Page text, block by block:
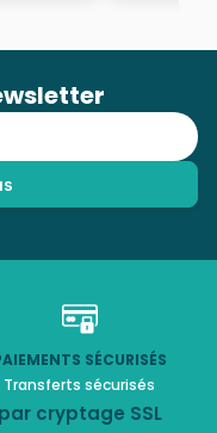
SÉCURISÉS
Transferts sécurisés
par cryptage SSL